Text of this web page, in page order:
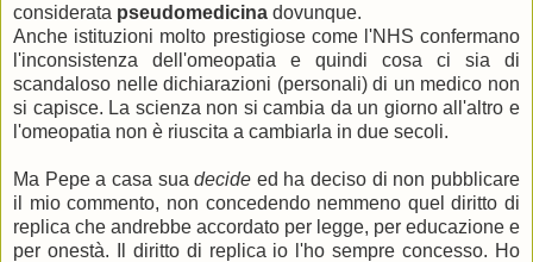
considerata pseudomedicina dovunque.
Anche istituzioni molto prestigiose come l'NHS confermano
l'inconsistenza dell'omeopatia e quindi cosa ci sia di
scandaloso nelle dichiarazioni (personali) di un medico non
si capisce. La scienza non si cambia da un giorno all'altro e
l'omeopatia non è riuscita a cambiarla in due secoli.
Ma Pepe a casa suadecide ed ha deciso di non pubblicare
il mio commento, non concedendo nemmeno quel diritto di
replica che andrebbe accordato per legge, per educazione e
per onestà. Il diritto di replica io l'ho sempre concesso. Ho